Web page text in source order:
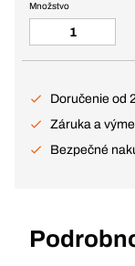
Množstvo
Doručenie od
Záruka a
Bezpečné